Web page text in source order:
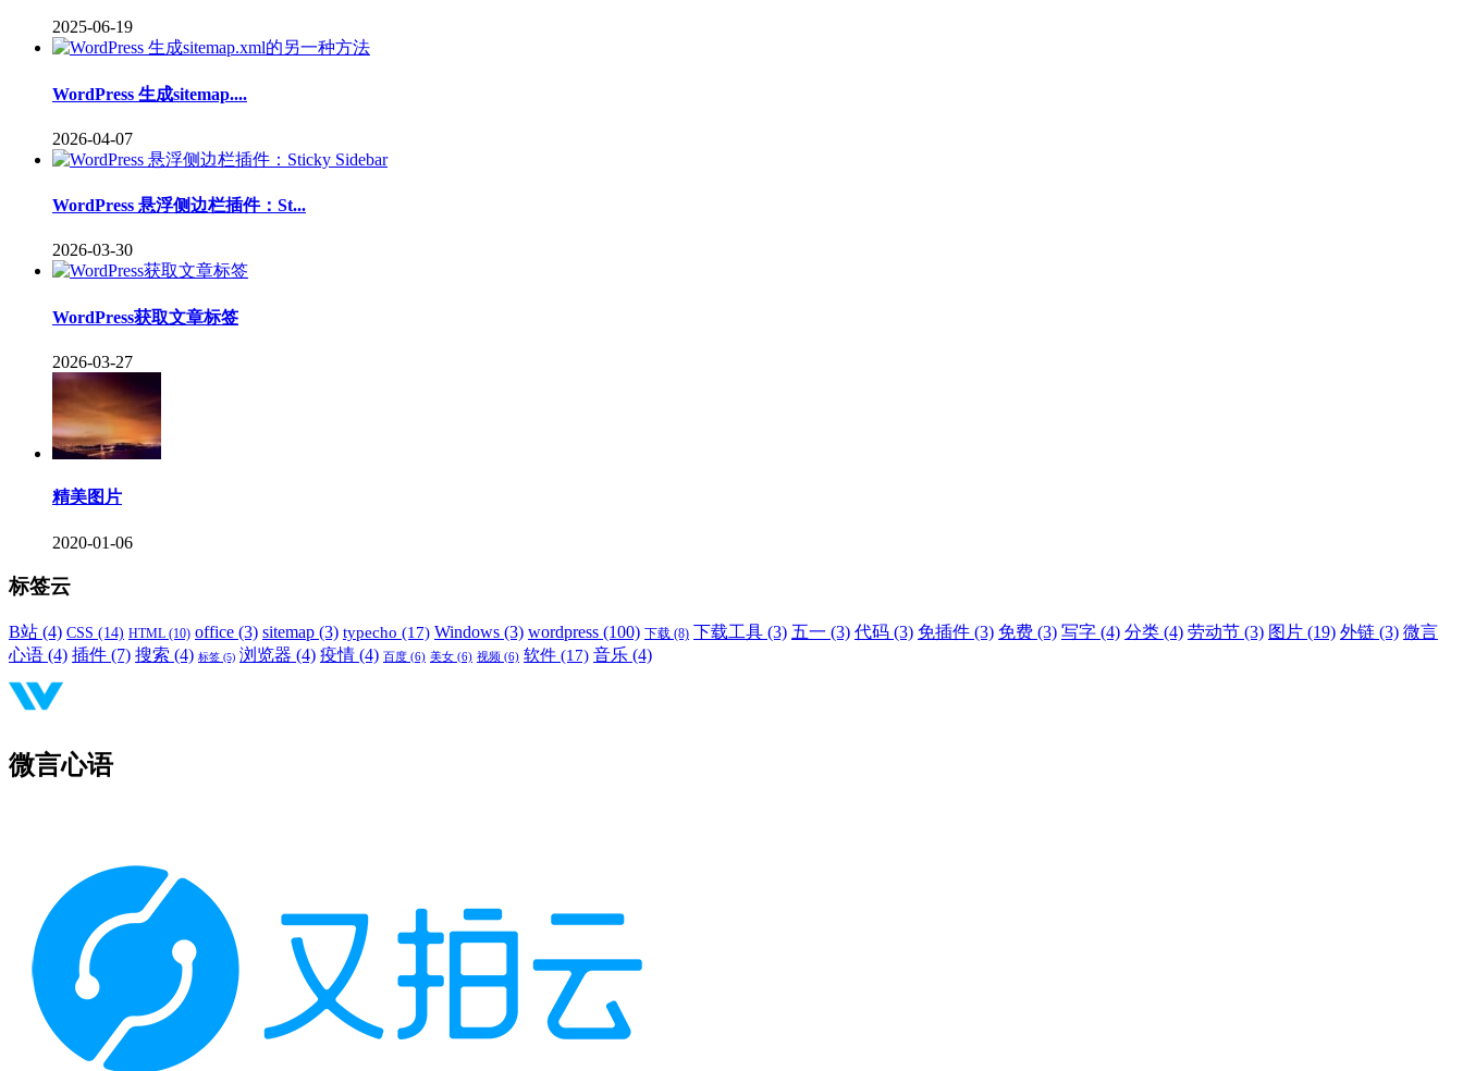
2025-06-19
WordPress 生成sitemap....
2026-04-07
WordPress 悬浮侧边栏插件：St...
2026-03-30
WordPress获取文章标签
2026-03-27
精美图片
2020-01-06
标签云
B站 (4) CSS (14) HTML (10) office (3) sitemap (3) typecho (17) Windows (3) wordpress (100) 下载 (8) 下载工具 (3) 五一 (3) 代码 (3) 免插件 (3) 免费 (3) 写字 (4) 分类 (4) 劳动节 (3) 图片 (19) 外链 (3) 微言
心语 (4) 插件 (7) 搜索 (4) 标签 (5) 浏览器 (4) 疫情 (4) 百度 (6) 美女 (6) 视频 (6) 软件 (17) 音乐 (4)
微言心语